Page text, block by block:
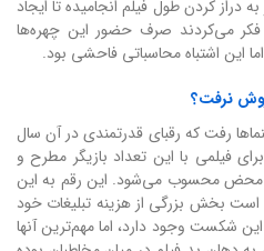
دراز کردن طول فیلم انجامیده تا ایجاد
فکر می‌کردند صرف حضور این چهره‌ها
این اشتباه محاسباتی فاحشی بود.
نرفت؟
رفت که رقبای قدرتمندی در آن سال
تومانی برای فیلمی با این تعداد بازیگر مطرح و
محض محسوب می‌شود. این رقم به این
بخش بزرگی از هزینه تبلیغات خود
شکست وجود دارد، اما مهم‌ترین آنها